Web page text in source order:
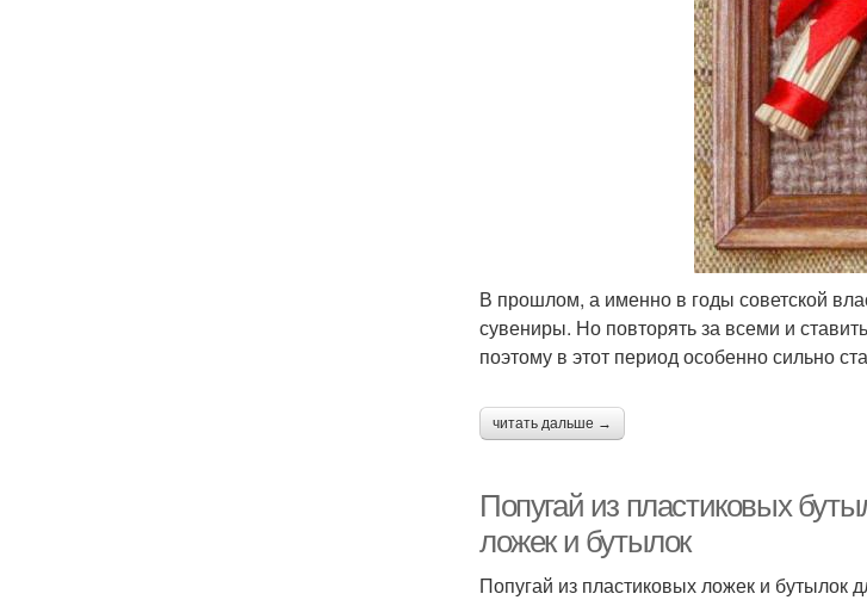
В прошлом, а именно в годы советской
сувениры. Но повторять за всеми и
поэтому в этот период особенно сильно
читать дальше →
Попугай из пластиковых
ложек и бутылок
Попугай из пластиковых ложек и бутылок